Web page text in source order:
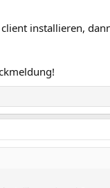
installieren,